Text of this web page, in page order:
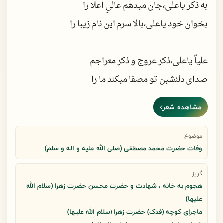
به ذکر یاعلی،جان میدهم عالیِ اعلا را
بخوان خود یاعلی،بالا سرم این نام زیبا را
علیاً یاعلی،ذکر عروج و ذکر معراجم
صدای دلنشین تو مصفا میکند ما را
بمان پیشم، مرو یک لحظه حتی از کنار من
تویی روح و روان من، تویی معنا مسیحا را
به عمرم بهترین روزم همان روزیکه در کعبه
به إذنِ الله بنهادی به روی شانه ام پا را
مشاهده شعر
موضوع
وفات حضرت محمد مصطفی (صلی الله علیه و اله و سلم)
گریز
هجوم به خانه ، شهادت و حضرت محسن حضرت زهرا (سلام الله
علیها)
ماجرای کوچه (فدک) حضرت زهرا (سلام الله علیها)